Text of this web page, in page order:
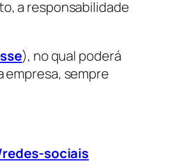
a responsabilidade
), no qual poderá
empresa, sempre
sociais